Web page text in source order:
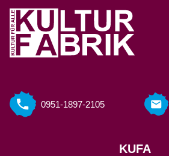
0951-1897-2105
KUFA